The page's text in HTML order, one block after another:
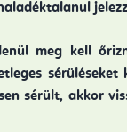
meg kell
sérüléseket
sérült, akkor